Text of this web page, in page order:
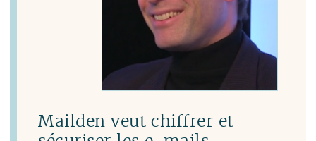
Mailden veut chiffrer et